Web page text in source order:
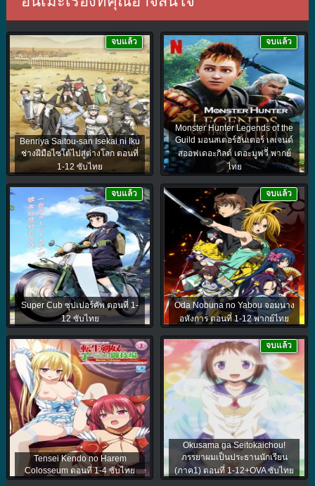
Benriya Saitou-san Isekai ni Iku
ช่างฝีมือไซโต้ไปสู่ต่างโลก ตอนที่
1-12 ซับไทย
จบแล้ว
Monster Hunter Legends of the
Guild มอนสเตอร์ฮันเตอร์ เลเจนด์
สออฟเดอะกิลด์ เดอะมูฟวี่ พากย์
ไทย
จบแล้ว
Super Cub ซุปเปอร์คัพ ตอนที่ 1-
12 ซับไทย
จบแล้ว
Oda Nobuna no Yabou จอมนาง
อหังการ ตอนที่ 1-12 พากย์ไทย
จบแล้ว
Tensei Kendo no Harem
Colosseum ตอนที่ 1-4 ซับไทย
Okusama ga Seitokaichou!
ภรรยาผมเป็นประธานนักเรียน
(ภาค1) ตอนที่ 1-12+OVA ซับไทย
จบแล้ว